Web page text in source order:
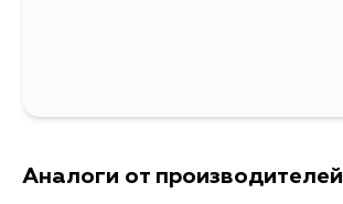
Аналоги от производителей